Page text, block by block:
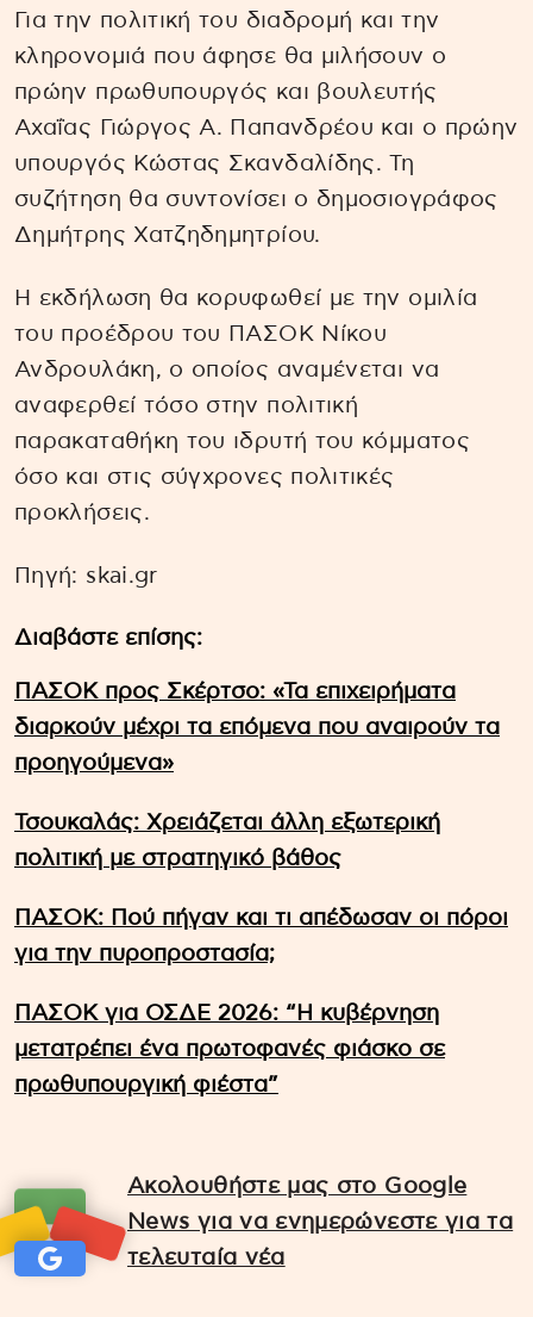
Για την πολιτική του διαδρομή και την
κληρονομιά που άφησε θα μιλήσουν ο
πρώην πρωθυπουργός και βουλευτής
Αχαΐας Γιώργος Α. Παπανδρέου και ο πρώην
υπουργός Κώστας Σκανδαλίδης. Τη
συζήτηση θα συντονίσει ο δημοσιογράφος
Δημήτρης Χατζηδημητρίου.
Η εκδήλωση θα κορυφωθεί με την ομιλία
του προέδρου του ΠΑΣΟΚ Νίκου
Ανδρουλάκη, ο οποίος αναμένεται να
αναφερθεί τόσο στην πολιτική
παρακαταθήκη του ιδρυτή του κόμματος
όσο και στις σύγχρονες πολιτικές
προκλήσεις.
Πηγή: skai.gr
Διαβάστε επίσης:
ΠΑΣΟΚ προς Σκέρτσο: «Τα επιχειρήματα
διαρκούν μέχρι τα επόμενα που αναιρούν τα
προηγούμενα»
Τσουκαλάς: Xρειάζεται άλλη εξωτερική
πολιτική με στρατηγικό βάθος
ΠΑΣΟΚ: Πού πήγαν και τι απέδωσαν οι πόροι
για την πυροπροστασία;
ΠΑΣΟΚ για ΟΣΔΕ 2026: “Η κυβέρνηση
μετατρέπει ένα πρωτοφανές φιάσκο σε
πρωθυπουργική φιέστα”
Ακολουθήστε μας στο Google
News για να ενημερώνεστε για τα
τελευταία νέα